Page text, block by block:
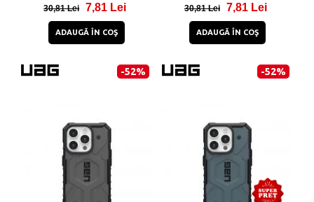
30,81 Lei 7,81 Lei
ADAUGĂ ÎN COŞ
30,81 Lei 7,81 Lei
ADAUGĂ ÎN COŞ
-52% -52%